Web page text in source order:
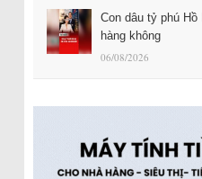
Con dâu tỷ phú Hồ
hàng không
06/08/2026